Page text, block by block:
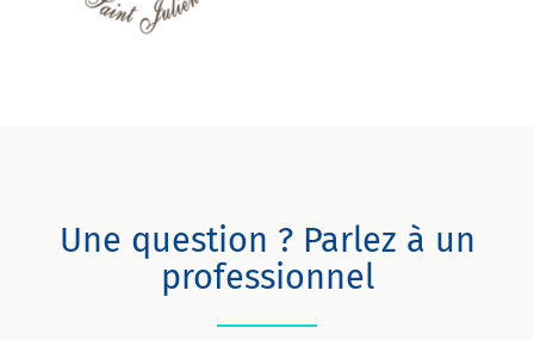
Une question ? Parlez à un
professionnel